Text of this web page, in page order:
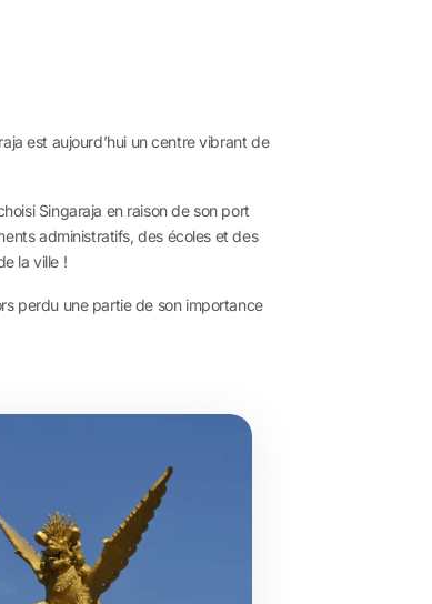
est aujourd’hui un centre vibrant de
Singaraja en raison de son port
administratifs, des écoles et des
la ville !
perdu une partie de son importance